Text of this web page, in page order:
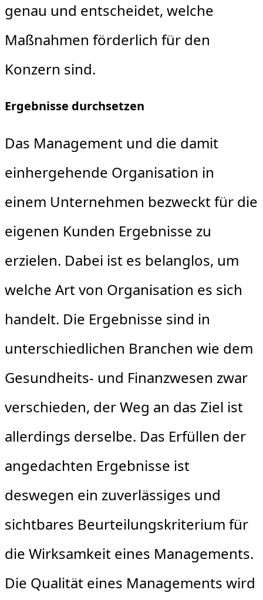
genau und entscheidet, welche
Maßnahmen förderlich für den
Konzern sind.
Ergebnisse durchsetzen
Das Management und die damit
einhergehende Organisation in
einem Unternehmen bezweckt für die
eigenen Kunden Ergebnisse zu
erzielen. Dabei ist es belanglos, um
welche Art von Organisation es sich
handelt. Die Ergebnisse sind in
unterschiedlichen Branchen wie dem
Gesundheits- und Finanzwesen zwar
verschieden, der Weg an das Ziel ist
allerdings derselbe. Das Erfüllen der
angedachten Ergebnisse ist
deswegen ein zuverlässiges und
sichtbares Beurteilungskriterium für
die Wirksamkeit eines Managements.
Die Qualität eines Managements wird